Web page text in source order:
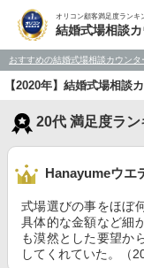
オリコン顧客満足度ランキ
結婚式場相談
おすすめの結婚式場相談カウン
【2020年】結婚式場相談
20代 満足度ラン
Hanayumeウエ
式場選びの事をほぼ
具体的な金額など細
も漠然とした要望か
してくれていた。（